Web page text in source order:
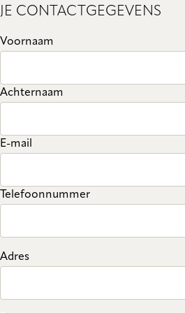
JE CONTACTGEGEVENS
Voornaam
Achternaam
E-mail
Telefoonnummer
Adres